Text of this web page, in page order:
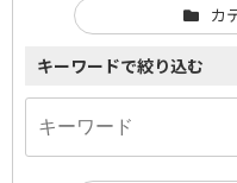
カ
キーワードで絞り込む